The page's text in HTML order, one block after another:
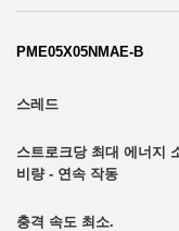
PME05X05NMAE-B